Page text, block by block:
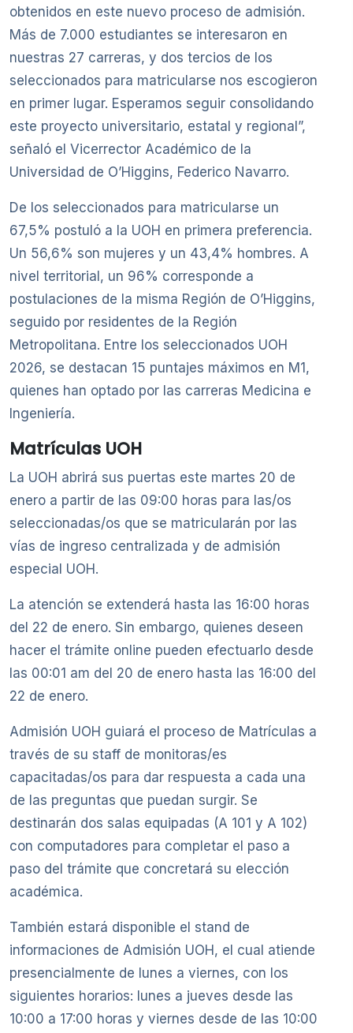
obtenidos en este nuevo proceso de admisión.
Más de 7.000 estudiantes se interesaron en
nuestras 27 carreras, y dos tercios de los
seleccionados para matricularse nos escogieron
en primer lugar. Esperamos seguir consolidando
este proyecto universitario, estatal y regional”,
señaló el Vicerrector Académico de la
Universidad de O’Higgins, Federico Navarro.
De los seleccionados para matricularse un
67,5% postuló a la UOH en primera preferencia.
Un 56,6% son mujeres y un 43,4% hombres. A
nivel territorial, un 96% corresponde a
postulaciones de la misma Región de O’Higgins,
seguido por residentes de la Región
Metropolitana. Entre los seleccionados UOH
2026, se destacan 15 puntajes máximos en M1,
quienes han optado por las carreras Medicina e
Ingeniería.
Matrículas UOH
La UOH abrirá sus puertas este martes 20 de
enero a partir de las 09:00 horas para las/os
seleccionadas/os que se matricularán por las
vías de ingreso centralizada y de admisión
especial UOH.
La atención se extenderá hasta las 16:00 horas
del 22 de enero. Sin embargo, quienes deseen
hacer el trámite online pueden efectuarlo desde
las 00:01 am del 20 de enero hasta las 16:00 del
22 de enero.
Admisión UOH guiará el proceso de Matrículas a
través de su staff de monitoras/es
capacitadas/os para dar respuesta a cada una
de las preguntas que puedan surgir. Se
destinarán dos salas equipadas (A 101 y A 102)
con computadores para completar el paso a
paso del trámite que concretará su elección
académica.
También estará disponible el stand de
informaciones de Admisión UOH, el cual atiende
presencialmente de lunes a viernes, con los
siguientes horarios: lunes a jueves desde las
10:00 a 17:00 horas y viernes desde de las 10:00